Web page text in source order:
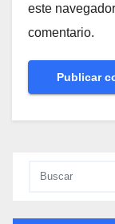
este
comentario.